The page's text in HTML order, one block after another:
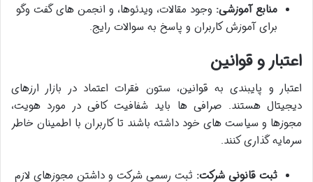
منابع آموزشی: وجود مقالات، ویدئوها، و انجمن های گفت وگو
برای آموزش کاربران و پاسخ به سوالات رایج.
اعتبار و قوانین
اعتبار و پایبندی به قوانین، ستون فقرات اعتماد در بازار ارزهای
دیجیتال هستند. صرافی ها باید شفافیت کافی در مورد هویت،
مجوزها و سیاست های خود داشته باشند تا کاربران با اطمینان خاطر
سرمایه گذاری کنند.
ثبت قانونی شرکت: ثبت رسمی شرکت و داشتن مجوزهای لازم